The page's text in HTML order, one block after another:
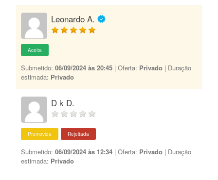
Leonardo A.
Aceita
Submetido: 06/09/2024 às 20:45 | Oferta: Privado | Duração
estimada: Privado
D k D.
Promovida Rejeitada
Submetido: 06/09/2024 às 12:34 | Oferta: Privado | Duração
estimada: Privado